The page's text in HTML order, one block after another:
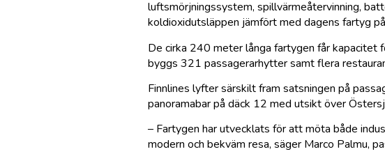
luftsmörjningssystem, spillvärmeåtervinning,
koldioxidutsläppen jämfört med dagens fartyg
De cirka 240 meter långa fartygen får
byggs 321 passagerarhytter samt flera
Finnlines lyfter särskilt fram satsningen på
panoramabar på däck 12 med utsikt över
– Fartygen har utvecklats för att möta både
modern och bekväm resa, säger Marco Palmu,